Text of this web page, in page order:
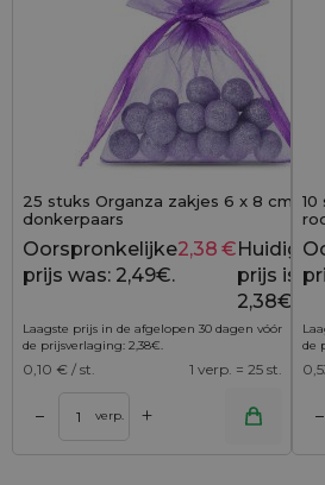
25 stuks Organza zakjes 6 x 8 cm -
donkerpaars
Oorspronkelijke
prijs was: 2,49€.
2,38 €Huidige
prijs is:
2,38€.
Laagste prijs in de afgelopen 30 dagen vóór
de prijsverlaging: 2,38€
0,10 € / st. 1 verp. = 25 st.
– verp. +
10
de
–
Toevoegen aan winkelwagen